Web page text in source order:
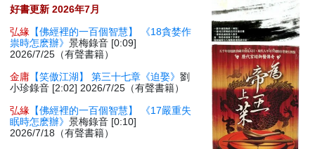
好書更新 2026年7月
弘緣 【佛經裡的一百個智慧】 《18貪婪作
祟時怎麽辦》景梅錄音 [0:09]
2026/7/25（有聲書籍）
金庸 【笑傲江湖】 第三十七章《迫娶》劉
小珍錄音 [2:02] 2026/7/25（有聲書籍）
弘緣 【佛經裡的一百個智慧】 《17嚴重失
眠時怎麽辦》景梅錄音 [0:10]
2026/7/18（有聲書籍）